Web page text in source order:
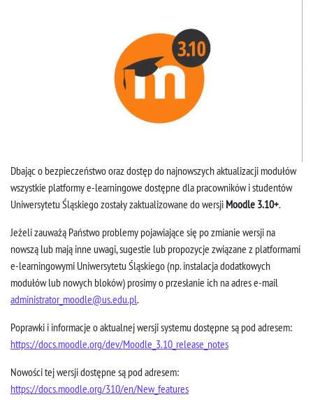
Dbając o bezpieczeństwo oraz dostęp do najnowszych aktualizacji modułów
wszystkie platformy e-learningowe dostępne dla pracowników i studentów
Uniwersytetu Śląskiego zostały zaktualizowane do wersji Moodle 3.10+.
Jeżeli zauważą Państwo problemy pojawiające się po zmianie wersji na
nowszą lub mają inne uwagi, sugestie lub propozycje związane z platformami
e-learningowymi Uniwersytetu Śląskiego (np. instalacja dodatkowych
modułów lub nowych bloków) prosimy o przesłanie ich na adres e-mail
administrator_moodle@us.edu.pl.
Poprawki i informacje o aktualnej wersji systemu dostępne są pod adresem:
https://docs.moodle.org/dev/Moodle_3.10_release_notes
Nowości tej wersji dostępne są pod adresem:
https://docs.moodle.org/310/en/New_features